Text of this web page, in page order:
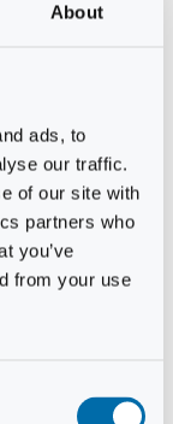
About
ads, to
our traffic.
of our site with
partners who
you’ve
from your use